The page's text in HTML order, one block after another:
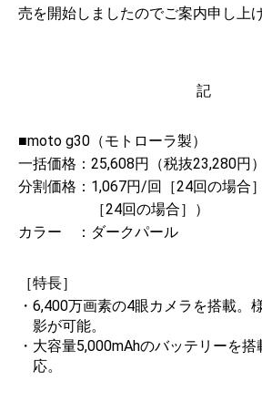
売を開始しましたのでご案内申し上げ
記
■moto g30（モトローラ製）
一括価格： 25,608円（税抜23,280円）
分割価格： 1,067円/回［24回の場合
［24回の場合］）
カラー ： ダークパール
［特長］
・6,400万画素の4眼カメラを搭載。
影が可能。
・大容量5,000mAhのバッテリーを
応。